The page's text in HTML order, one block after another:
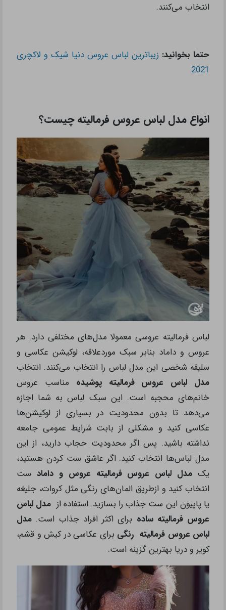
انتخاب می‌کنند.
حتما بخوانید: زیباترین لباس عروس دنیا شیک و لاکچری
2021
انواع مدل لباس عروس فرمالیته چیست؟
لباس فرمالیته عروسی معمولا مدل‌های مختلفی دارد. هر
عروس و داماد بنابر سبک موردعلاقه، لوکیشن عکاسی و
سلیقه شخصی این مدل لباس را انتخاب می‌کنند. انتخاب
مدل لباس عروس فرمالیته پوشیده مناسب عروس‌
خانم‌های محجبه است. این سبک لباس به شما اجازه
می‌دهد تا بدون محدودیت در بسیاری از لوکیشن‌ها
عکاسی کنید و مشکلی از بابت شرایط عمومی جامعه
نداشته باشید. پس اگر محدودیت حجاب دارید، از این
مدل لباس‌ها انتخاب کنید. اگر عاشق ست کردن هستید،
یک مدل لباس عروس فرمالیته عروس و داماد ست
انتخاب کنید و ازطریق المان‌های رنگی مثل کروات، جلیغه
یا پاپیون این ست جذاب را بسازید. استفاده از مدل لباس
عروس فرمالیته ساده برای اکثر افراد جذاب است. مدل
لباس عروس فرمالیته رنگی برای عکاسی در کیش و قشم،
کویر و دریا بهترین گزینه است.